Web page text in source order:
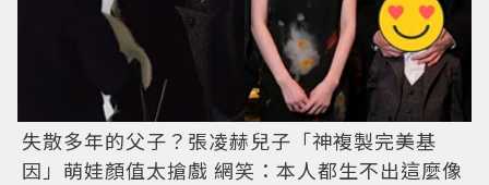
失散多年的父子？張凌赫兒子「神複製完美基
因」萌娃顏值太搶戲 網笑：本人都生不出這麼像